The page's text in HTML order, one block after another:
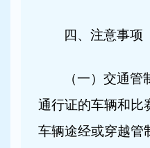
四、注意事项
（一）交通
通行证的车辆和比
车辆途经或穿越管